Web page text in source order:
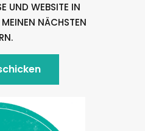
UND WEBSITE IN
NÄCHSTEN